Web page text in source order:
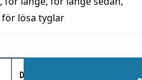
för lösa tyglar